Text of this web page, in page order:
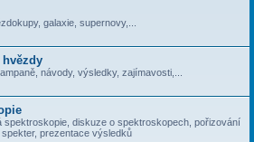
galaxie, supernovy,...
hvězdy
návody, výsledky, zajímavosti,...
spektroskopie, diskuze o spektroskopech, pořizování
prezentace výsledků